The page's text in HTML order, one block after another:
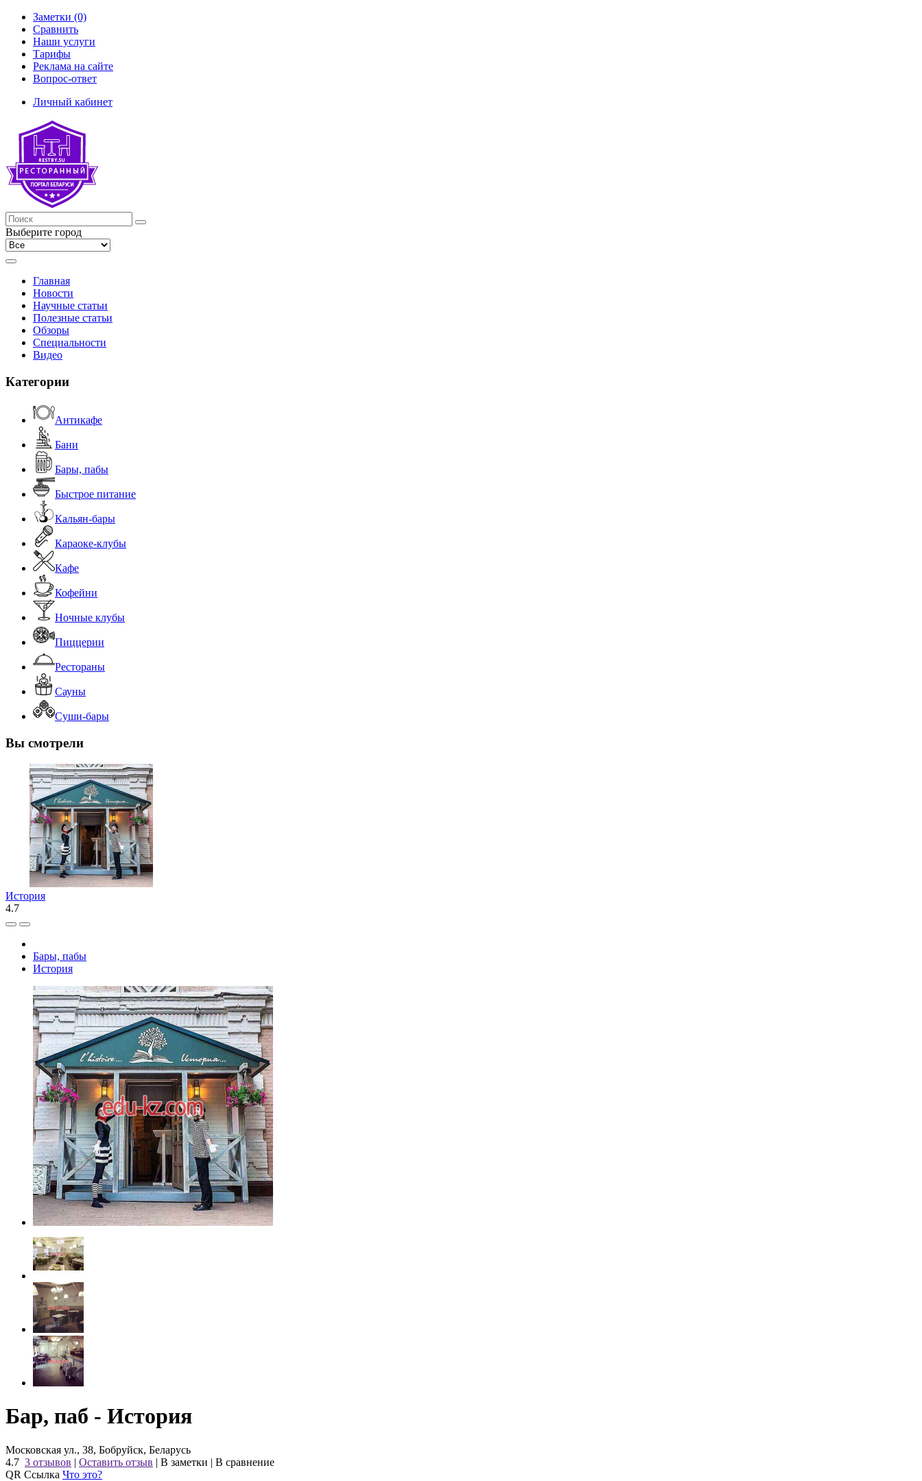
Заметки (0)
Сравнить
Наши услуги
Тарифы
Реклама на сайте
Вопрос-ответ
Личный кабинет
Выберите город
Главная
Новости
Научные статьи
Полезные статьи
Обзоры
Специальности
Видео
Категории
Антикафе
Бани
Бары, пабы
Быстрое питание
Кальян-бары
Караоке-клубы
Кафе
Кофейни
Ночные клубы
Пиццерии
Рестораны
Сауны
Суши-бары
Вы смотрели
История
4.7
Бары, пабы
История
Бар, паб - История
Московская ул., 38, Бобруйск, Беларусь
4.7 3 отзывов | Оставить отзыв | В заметки | В сравнение
QR Ссылка Что это?